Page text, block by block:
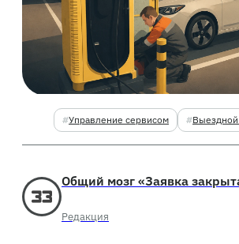
Управление сервисом
Общий мозг «Заявка
Редакция